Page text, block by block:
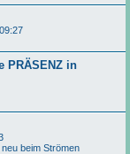
PRÄSENZ in
beim Strömen